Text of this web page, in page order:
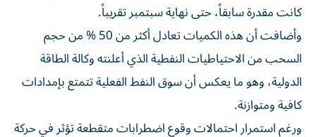
كانت مقدرة سابقاً، حتى نهاية سبتمبر تقريباً.
وأضافت أن هذه الكميات تعادل أكثر من 50 % من حجم
السحب من الاحتياطيات النفطية الذي أعلنته وكالة الطاقة
الدولية، وهو ما يعكس أن سوق النفط الفعلية تتمتع بإمدادات
كافية ومتوازنة.
ورغم استمرار احتمالات وقوع اضطرابات متقطعة تؤثر في حركة